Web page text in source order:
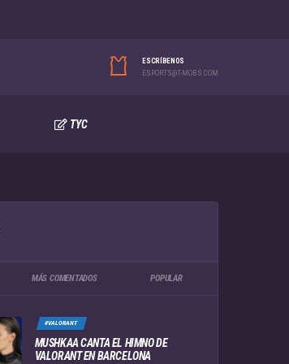
ESCRÍBENOS
ESPORTS@T-MOBS.COM
TYC
MÁS COMENTADOS POPULAR
#VALORANT
MUSHKAA CANTA EL HIMNO DE
VALORANT EN BARCELONA